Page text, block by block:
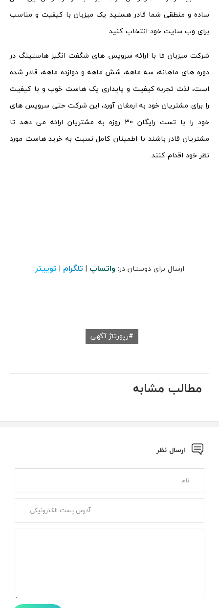
ساده و منطقی شما قادر هستید یک میزبان با کیفیت و مناسب
برای وب سایت خود انتخاب کنید.
شرکت میزبان فا با ارائه سرویس های شگفت انگیز هاستینگ در
دوره های ماهانه، سه ماهه، شش ماهه و دوازده ماهه، قادر شده
است، لذت تجربه کیفیت و پایداری یک هاست خوب و با کیفیت
را برای مشتریان خود به ارمغان آورد، این شرکت حتی سرویس های
خود را با تست رایگان 30 روزه به مشتریان ارائه می دهد تا
مشتریان قادر باشند با اطمینان کامل نسبت به خرید هاست مورد
نظر خود اقدام کنند.
ارسال برای دوستان در: واتساپ | تلگرام | توییتر
رپورتاژ آگهی
مطالب مشابه
ارسال نظر